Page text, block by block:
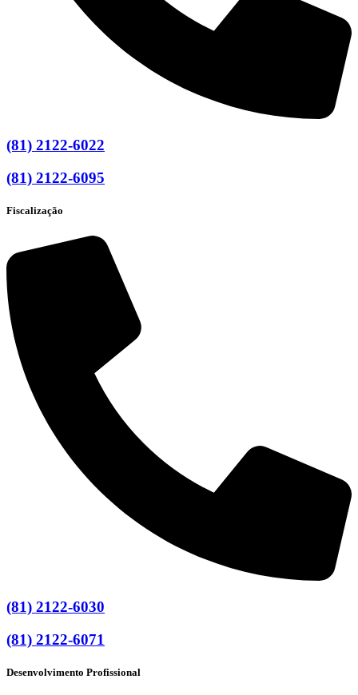
(81) 2122-6022
(81) 2122-6095
Fiscalização
(81) 2122-6030
(81) 2122-6071
Desenvolvimento Profissional